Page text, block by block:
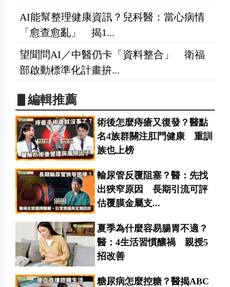
AI能幫整理健康資訊？兒科醫：當心病情
「愈查愈亂」 揭1...
望聞問AI／中醫仍卡「資料整合」 衛福
部啟動標準化計畫拚...
▋編輯推薦
術後怎麼痔瘡又復發？醫點
名4族群關注肛門健康 重訓
族也上榜
輸尿管反覆阻塞？醫：先找
出狹窄原因 長期引流可評
估覆膜金屬支...
夏季為什麼容易腸胃不適？
醫：4生活習慣釀禍 親授5
招改善
糖尿病怎麼控糖？醫揭ABC